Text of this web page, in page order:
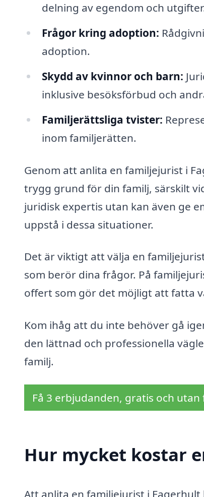
delning av egendom och
Frågor kring adoption:
adoption.
Skydd av kvinnor och barn:
inklusive besöksförbud och
Familjerättsliga tvister:
inom familjerätten.
Genom att anlita en familjejurist i
trygg grund för din familj, särskilt
juridisk expertis utan kan även ge
uppstå i dessa situationer.
Det är viktigt att välja en
som berör dina frågor. På
offert som gör det möjligt att fatta
Kom ihåg att du inte behöver gå
den lättnad och professionella
familj.
Få 3 erbjudanden, gratis och
Hur mycket kostar
Att anlita en familjejurist i